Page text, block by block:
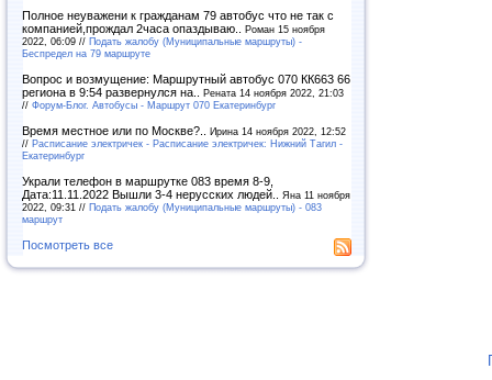
Полное неуважени к гражданам 79 автобус что не так с
компанией,прождал 2часа опаздываю.. Роман 15 ноября
2022, 06:09 // Подать жалобу (Муниципальные маршруты) -
Беспредел на 79 маршруте
Вопрос и возмущение: Маршрутный автобус 070 КК663 66
региона в 9:54 развернулся на.. Рената 14 ноября 2022, 21:03
// Форум-Блог. Автобусы - Маршрут 070 Екатеринбург
Время местное или по Москве?.. Ирина 14 ноября 2022, 12:52
// Расписание электричек - Расписание электричек: Нижний Тагил -
Екатеринбург
Украли телефон в маршрутке 083 время 8-9,
Дата:11.11.2022 Вышли 3-4 нерусских людей.. Яна 11 ноября
2022, 09:31 // Подать жалобу (Муниципальные маршруты) - 083
маршрут
Посмотреть все